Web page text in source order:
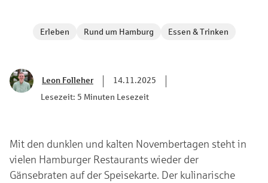
Erleben Rund um Hamburg Essen & Trinken
Leon Folleher
14.11.2025
Lesezeit: 5 Minuten Lesezeit
Mit den dunklen und kalten Novembertagen steht in
vielen Hamburger Restaurants wieder der
Gänsebraten auf der Speisekarte. Der kulinarische